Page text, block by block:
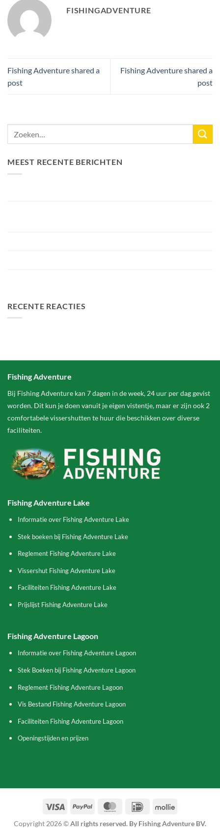
FISHINGADVENTURE
Fishing Adventure shared a
post
Fishing Adventure shared a
post
MEEST RECENTE BERICHTEN
RECENTE REACTIES
Fishing Adventure
Bij Fishing Adventure kan 7 dagen in de week, 24 uur per dag gevist
worden. Dit kun je doen vanuit je eigen vistentje, maar er zijn ook 2
comfortabele vissershutten te huur die beschikken over diverse
faciliteiten.
Fishing Adventure Lake
Informatie over Fishing Adventure Lake
Stek boeken bij Fishing Adventure Lake
Reglement Fishing Adventure Lake
Vissershut Fishing Adventure Lake
Faciliteiten Fishing Adventure Lake
Prijslijst Fishing Adventure Lake
Fishing Adventure Lagoon
Informatie over Fishing Adventure Lagoon
Stek Boeken bij Fishing Adventure Lagoon
Reglement Fishing Adventure Lagoon
Vis Bestand Fishing Adventure Lagoon
Faciliteiten Fishing Adventure Lagoon
Openingstijden en prijzen
Visa PayPal MasterCardIDeal Mollie
Copyright 2026 ©All rights reserved. By Fishing Adventure BV.